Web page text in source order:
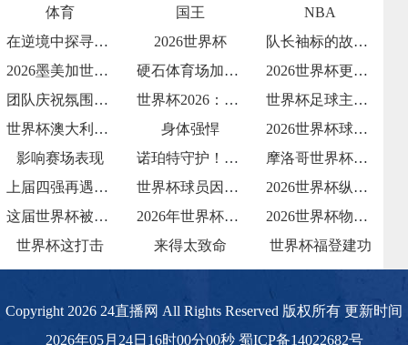
体育 国王
NBA
在逆境中探寻破局之光
2026世界杯
队长袖标的故事传承与责任
2026墨美加世界杯：48队赛制下种子队
硬石体育场加勒比海季风期的排水系统测试：
2026世界杯更衣室狂欢视频流出
团队庆祝氛围拉满
世界杯2026：哪支球队的“战术执行力”
世界杯足球主题夏令营报名火爆
世界杯澳大利亚：亚洲袋鼠
身体强悍
2026世界杯球队内讧传闻
影响赛场表现
诺珀特守护！32 岁荷兰门神世界杯屏障
摩洛哥世界杯淘汰赛赛程
上届四强再遇强敌
世界杯球员因发型像鸡冠被解说调侃
2026世界杯纵容天价票
这届世界杯被批贪婪
2026年世界杯：小组赛72场与淘汰赛3
2026世界杯物流中冷链餐食的三国检疫标
世界杯这打击
来得太致命 世界杯福登建功
Copyright 2026 24直播网 All Rights Reserved 版权所有 更新时间
2026年05月24日16时00分00秒 蜀ICP备14022682号